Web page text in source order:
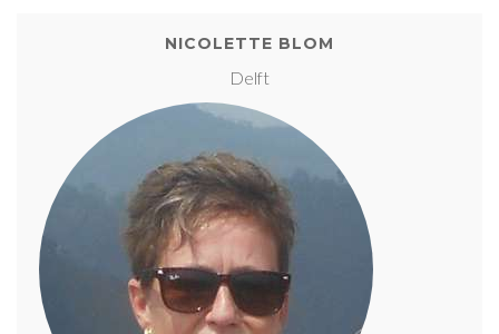
NICOLETTE BLOM
Delft